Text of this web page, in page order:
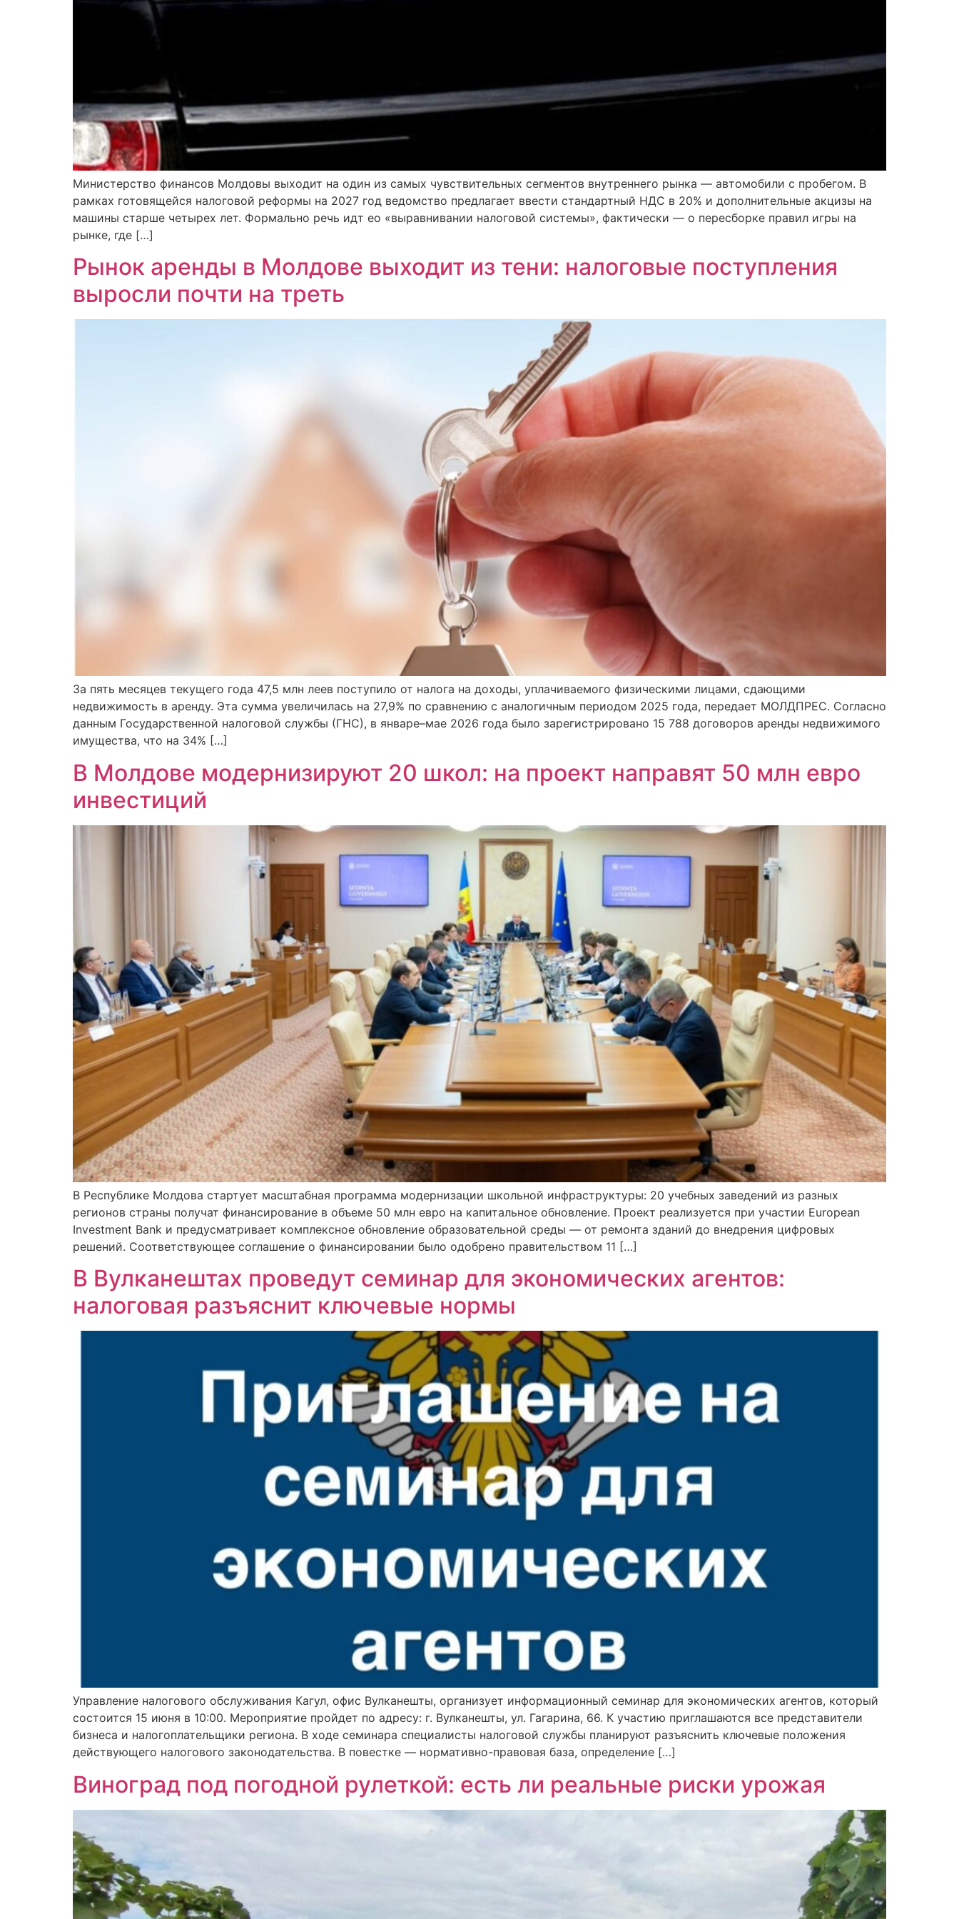
Министерство финансов Молдовы выходит на один из самых чувствительных сегментов внутреннего рынка — автомобили с пробегом. В
рамках готовящейся налоговой реформы на 2027 год ведомство предлагает ввести стандартный НДС в 20% и дополнительные акцизы на
машины старше четырех лет. Формально речь идт ео «выравнивании налоговой системы», фактически — о пересборке правил игры на
рынке, где […]
Рынок аренды в Молдове выходит из тени: налоговые поступления
выросли почти на треть
За пять месяцев текущего года 47,5 млн леев поступило от налога на доходы, уплачиваемого физическими лицами, сдающими
недвижимость в аренду. Эта сумма увеличилась на 27,9% по сравнению с аналогичным периодом 2025 года, передает МОЛДПРЕС. Согласно
данным Государственной налоговой службы (ГНС), в январе–мае 2026 года было зарегистрировано 15 788 договоров аренды недвижимого
имущества, что на 34% […]
В Молдове модернизируют 20 школ: на проект направят 50 млн евро
инвестиций
В Республике Молдова стартует масштабная программа модернизации школьной инфраструктуры: 20 учебных заведений из разных
регионов страны получат финансирование в объеме 50 млн евро на капитальное обновление. Проект реализуется при участии European
Investment Bank и предусматривает комплексное обновление образовательной среды — от ремонта зданий до внедрения цифровых
решений. Соответствующее соглашение о финансировании было одобрено правительством 11 […]
В Вулканештах проведут семинар для экономических агентов:
налоговая разъяснит ключевые нормы
Управление налогового обслуживания Кагул, офис Вулканешты, организует информационный семинар для экономических агентов, который
состоится 15 июня в 10:00. Мероприятие пройдет по адресу: г. Вулканешты, ул. Гагарина, 66. К участию приглашаются все представители
бизнеса и налогоплательщики региона. В ходе семинара специалисты налоговой службы планируют разъяснить ключевые положения
действующего налогового законодательства. В повестке — нормативно-правовая база, определение […]
Виноград под погодной рулеткой: есть ли реальные риски урожая